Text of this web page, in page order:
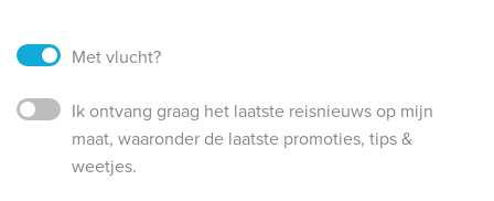
Met vlucht?
Ik ontvang graag het laatste reisnieuws op mijn
maat, waaronder de laatste promoties, tips &
weetjes.